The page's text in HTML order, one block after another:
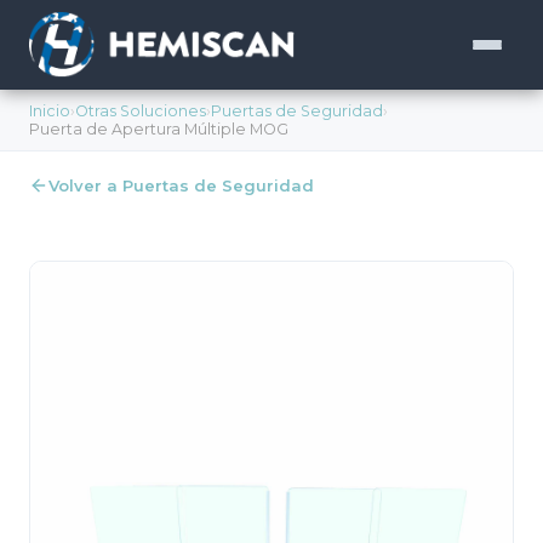
Inicio›Otras Soluciones›Puertas de Seguridad ›
Puerta de Apertura Múltiple MOG
Volver a Puertas de Seguridad